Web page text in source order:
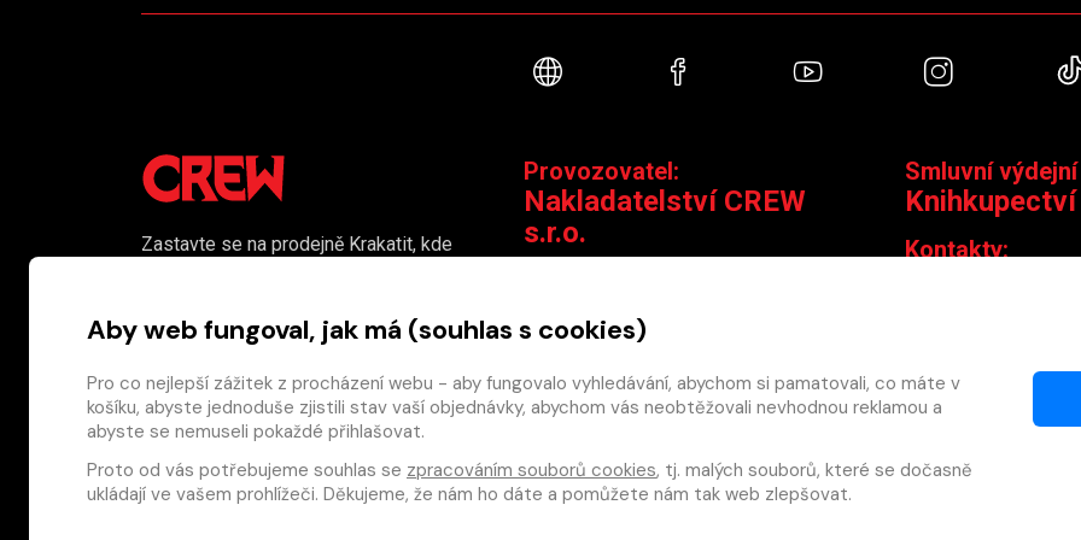
Webové stránkyFacebookYouTube
Zastavte se na prodejně Krakatit, kde
komiksu.
Prodejna je i naším smluvním výdejním
místem pro osobní odběr objednaného
zboží.
Nakladatelství CREW s.r.o. © 2026
Provozovatel:
Nakladatelství CREW
s.r.o.
Čáslavská 15/1793, 130 00 Praha 3
+420 603 580 756
Smluvní
Kontakty:
Otevírací doba:
9:30–18:30
SO
Aby web fungoval, jak má (souhlas s cookies)
Pro co nejlepší zážitek z procházení webu - aby fungovalo vyhledávání, abychom si pamatovali, co máte v
košíku, abyste jednoduše zjistili stav vaší objednávky, abychom vás neobtěžovali nevhodnou reklamou a
abyste se nemuseli pokaždé přihlašovat.
Proto od vás potřebujeme souhlas se zpracováním souborů cookies, tj. malých souborů, které se dočasně
ukládají ve vašem prohlížeči. Děkujeme, že nám ho dáte a pomůžete nám tak web zlepšovat.